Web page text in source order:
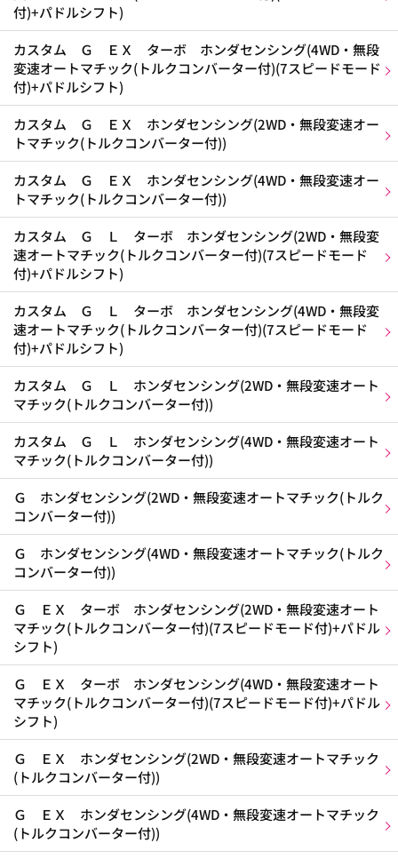
付)+パドルシフト)
カスタム Ｇ ＥＸ ターボ ホンダセンシング(4WD・無段
変速オートマチック(トルクコンバーター付)(7スピードモード
付)+パドルシフト)
カスタム Ｇ ＥＸ ホンダセンシング(2WD・無段変速オー
トマチック(トルクコンバーター付))
カスタム Ｇ ＥＸ ホンダセンシング(4WD・無段変速オー
トマチック(トルクコンバーター付))
カスタム Ｇ Ｌ ターボ ホンダセンシング(2WD・無段変
速オートマチック(トルクコンバーター付)(7スピードモード
付)+パドルシフト)
カスタム Ｇ Ｌ ターボ ホンダセンシング(4WD・無段変
速オートマチック(トルクコンバーター付)(7スピードモード
付)+パドルシフト)
カスタム Ｇ Ｌ ホンダセンシング(2WD・無段変速オート
マチック(トルクコンバーター付))
カスタム Ｇ Ｌ ホンダセンシング(4WD・無段変速オート
マチック(トルクコンバーター付))
Ｇ ホンダセンシング(2WD・無段変速オートマチック(トルク
コンバーター付))
Ｇ ホンダセンシング(4WD・無段変速オートマチック(トルク
コンバーター付))
Ｇ ＥＸ ターボ ホンダセンシング(2WD・無段変速オート
マチック(トルクコンバーター付)(7スピードモード付)+パドル
シフト)
Ｇ ＥＸ ターボ ホンダセンシング(4WD・無段変速オート
マチック(トルクコンバーター付)(7スピードモード付)+パドル
シフト)
Ｇ ＥＸ ホンダセンシング(2WD・無段変速オートマチック
(トルクコンバーター付))
Ｇ ＥＸ ホンダセンシング(4WD・無段変速オートマチック
(トルクコンバーター付))